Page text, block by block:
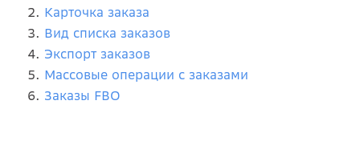
Карточка заказа
Вид списка заказов
Экспорт заказов
Массовые операции с заказами
Заказы FBO